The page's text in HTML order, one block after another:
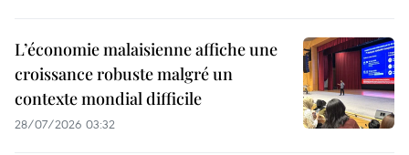
L’économie malaisienne affiche une
croissance robuste malgré un
contexte mondial difficile
28/07/2026 03:32